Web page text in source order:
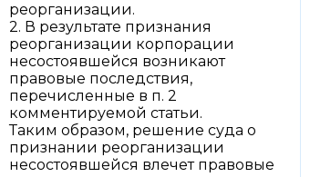
реорганизации.
2. В результате признания
реорганизации корпорации
несостоявшейся возникают
правовые последствия,
перечисленные в п. 2
комментируемой статьи.
Таким образом, решение суда о
признании реорганизации
несостоявшейся влечет правовые